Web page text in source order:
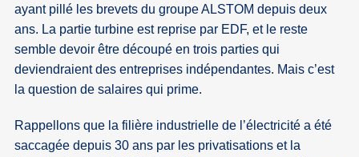
ayant pillé les brevets du groupe ALSTOM depuis deux
ans. La partie turbine est reprise par EDF, et le reste
semble devoir être découpé en trois parties qui
deviendraient des entreprises indépendantes. Mais c’est
la question de salaires qui prime.
Rappellons que la filière industrielle de l’électricité a été
saccagée depuis 30 ans par les privatisations et la